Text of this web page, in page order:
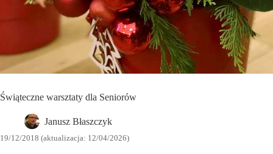
Świąteczne warsztaty dla Seniorów
Janusz Błaszczyk
19/12/2018 (aktualizacja: 12/04/2026)